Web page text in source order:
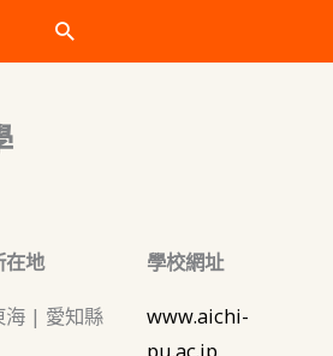
搜
尋
在地
學校網址
海 | 愛知縣
www.aichi-